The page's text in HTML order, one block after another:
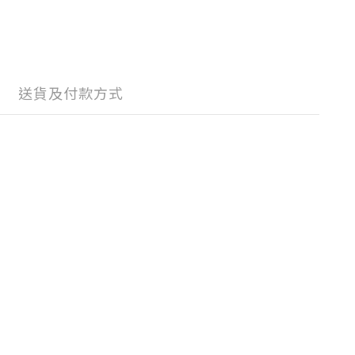
送貨及付款方式